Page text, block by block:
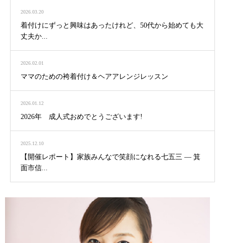
2026.03.20
着付けにずっと興味はあったけれど、50代から始めても大
丈夫か...
2026.02.01
ママのための袴着付け＆ヘアアレンジレッスン
2026.01.12
2026年 成人式おめでとうございます!
2025.12.10
【開催レポート】家族みんなで笑顔になれる七五三 ― 箕
面市信...